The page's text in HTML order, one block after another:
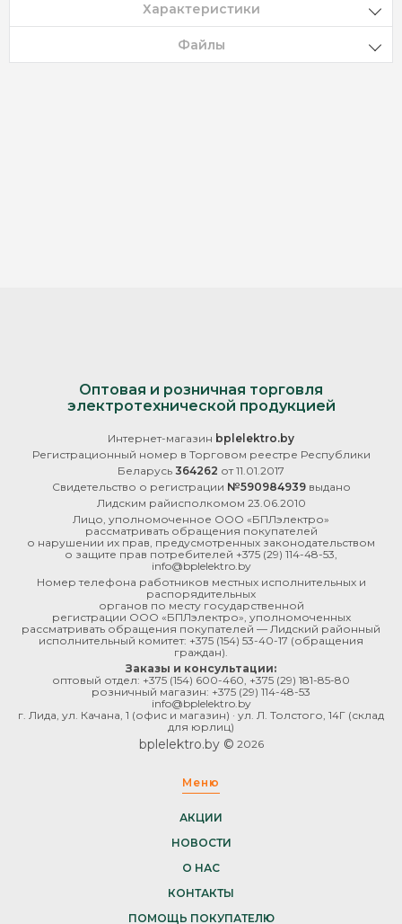
Характеристики
Файлы
Оптовая и розничная торговля
электротехнической продукцией
Интернет-магазин bplelektro.by
Регистрационный номер в Торговом реестре Республики
Беларусь 364262 от 11.01.2017
Свидетельство о регистрации №590984939выдано
Лидским райисполкомом 23.06.2010
Лицо, уполномоченное ООО «БПЛэлектро»
рассматривать обращения покупателей
о нарушении их прав, предусмотренных законодательством
о защите прав потребителей +375 (29) 114-48-53
info@bplelektro.by
Номер телефона работников местных исполнительных и
распорядительных
органов по месту государственной
регистрации ООО «БПЛэлектро», уполномоченных
рассматривать обращения покупателей — Лидский районный
исполнительный комитет: +375 (154) 53-40-17 (обращения
граждан).
Заказы и консультации:
оптовый отдел: +375 (154) 600-460 +375 (29) 181-85-80
розничный магазин: +375 (29) 114-48-53
info@bplelektro.by
г. Лида, ул. Качана, 1 (офис и магазин) · ул. Л. Толстого, 14Г (склад
для юрлиц)
bplelektro.by © 2026
Меню
АКЦИИ
НОВОСТИ
О НАС
КОНТАКТЫ
ПОМОЩЬ ПОКУПАТЕЛЮ